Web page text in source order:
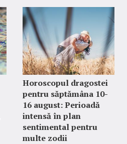
Horoscopul dragostei
pentru săptămâna 10-
16 august: Perioadă
intensă în plan
sentimental pentru
multe zodii